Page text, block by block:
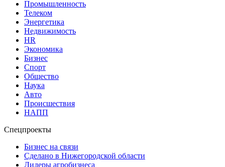
Промышленность
Телеком
Энергетика
Недвижимость
HR
Экономика
Бизнес
Спорт
Общество
Наука
Авто
Происшествия
НАПП
Спецпроекты
Бизнес на связи
Сделано в Нижегородской области
Лидеры агробизнеса